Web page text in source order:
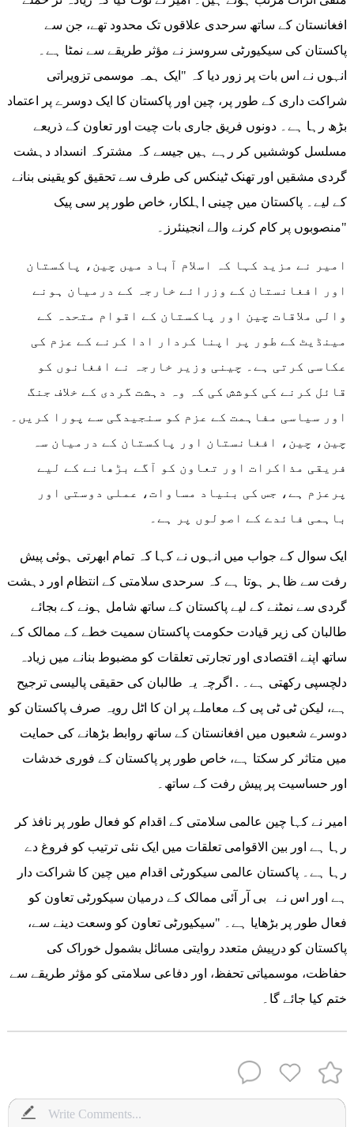
افغانستان کے ساتھ سرحدی علاقوں تک محدود تھے، جن سے
پاکستان کی سیکیورٹی سروسز نے مؤثر طریقے سے نمٹا ہے۔
انہوں نے اس بات پر زور دیا کہ "ایک ہمہ موسمی تزویراتی
شراکت داری کے طور پر، چین اور پاکستان کا ایک دوسرے پر اعتماد
بڑھ رہا ہے۔ دونوں فریق جاری بات چیت اور تعاون کے ذریعے
مسلسل کوششیں کر رہے ہیں جیسے کہ مشترکہ انسداد دہشت
گردی مشقیں اور تھنک ٹینکس کی طرف سے تحقیق کو یقینی بنانے
کے لیے۔ پاکستان میں چینی اہلکار، خاص طور پر سی پیک
منصوبوں پر کام کرنے والے انجینئرز۔"
امیر نے مزید کہا کہ اسلام آباد میں چین، پاکستان
اور افغانستان کے وزرائے خارجہ کے درمیان ہونے
والی ملاقات چین اور پاکستان کے اقوام متحدہ کے
مینڈیٹ کے طور پر اپنا کردار ادا کرنے کے عزم کی
عکاسی کرتی ہے۔ چینی وزیر خارجہ نے افغانوں کو
قائل کرنے کی کوشش کی کہ وہ دہشت گردی کے خلاف جنگ
اور سیاسی مفاہمت کے عزم کو سنجیدگی سے پورا کریں۔
چین، چین، افغانستان اور پاکستان کے درمیان سہ
فریقی مذاکرات اور تعاون کو آگے بڑھانے کے لیے
پرعزم ہے، جس کی بنیاد مساوات، عملی دوستی اور
باہمی فائدے کے اصولوں پر ہے۔
ایک سوال کے جواب میں انہوں نے کہا کہ تمام ابھرتی ہوئی پیش
رفت سے ظاہر ہوتا ہے کہ سرحدی سلامتی کے انتظام اور دہشت
گردی سے نمٹنے کے لیے پاکستان کے ساتھ شامل ہونے کے بجائے
طالبان کی زیر قیادت حکومت پاکستان سمیت خطے کے ممالک کے
ساتھ اپنے اقتصادی اور تجارتی تعلقات کو مضبوط بنانے میں زیادہ
دلچسپی رکھتی ہے۔ . اگرچہ یہ طالبان کی حقیقی پالیسی ترجیح
ہے، لیکن ٹی ٹی پی کے معاملے پر ان کا اٹل رویہ صرف پاکستان کو
دوسرے شعبوں میں افغانستان کے ساتھ روابط بڑھانے کی حمایت
میں متاثر کر سکتا ہے، خاص طور پر پاکستان کے فوری خدشات
اور حساسیت پر پیش رفت کے ساتھ۔
رہا ہے اور بین الاقوامی تعلقات میں ایک نئی ترتیب کو فروغ دے
رہا ہے۔ پاکستان عالمی سیکورٹی اقدام میں چین کا شراکت دار
ہے اور اس نے بی آر آئی ممالک کے درمیان سیکورٹی تعاون کو
فعال طور پر بڑھایا ہے۔ "سیکیورٹی تعاون کو وسعت دینے سے،
پاکستان کو درپیش متعدد روایتی مسائل بشمول خوراک کی
حفاظت، موسمیاتی تحفظ، اور دفاعی سلامتی کو مؤثر طریقے سے
ختم کیا جائے گا۔